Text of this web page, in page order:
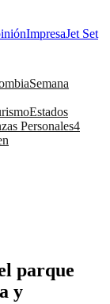
ImpresaJet Set
Semana
Estados
Personales4
parque
y